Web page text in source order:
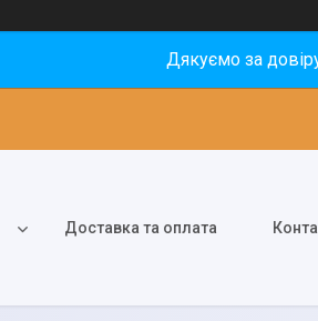
Дякуємо за
Доставка та оплата